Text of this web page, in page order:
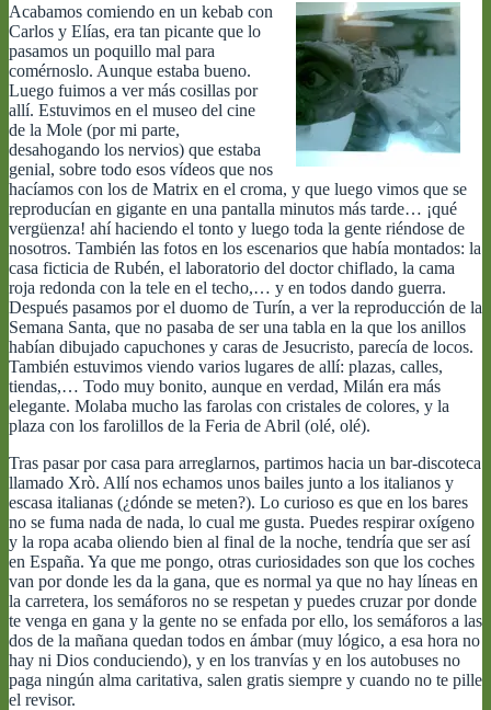
Acabamos comiendo en un kebab con
Carlos y Elías, era tan picante que lo
pasamos un poquillo mal para
comérnoslo. Aunque estaba bueno.
Luego fuimos a ver más cosillas por
allí. Estuvimos en el museo del cine
de la Mole (por mi parte,
desahogando los nervios) que estaba
genial, sobre todo esos vídeos que nos
hacíamos con los de Matrix en el croma, y que luego vimos que se
reproducían en gigante en una pantalla minutos más tarde… ¡qué
vergüenza! ahí haciendo el tonto y luego toda la gente riéndose de
nosotros. También las fotos en los escenarios que había montados: la
casa ficticia de Rubén, el laboratorio del doctor chiflado, la cama
roja redonda con la tele en el techo,… y en todos dando guerra.
Después pasamos por el duomo de Turín, a ver la reproducción de la
Semana Santa, que no pasaba de ser una tabla en la que los anillos
habían dibujado capuchones y caras de Jesucristo, parecía de locos.
También estuvimos viendo varios lugares de allí: plazas, calles,
tiendas,… Todo muy bonito, aunque en verdad, Milán era más
elegante. Molaba mucho las farolas con cristales de colores, y la
plaza con los farolillos de la Feria de Abril (olé, olé).
Tras pasar por casa para arreglarnos, partimos hacia un bar-discoteca
llamado Xrò. Allí nos echamos unos bailes junto a los italianos y
escasa italianas (¿dónde se meten?). Lo curioso es que en los bares
no se fuma nada de nada, lo cual me gusta. Puedes respirar oxígeno
y la ropa acaba oliendo bien al final de la noche, tendría que ser así
en España. Ya que me pongo, otras curiosidades son que los coches
van por donde les da la gana, que es normal ya que no hay líneas en
la carretera, los semáforos no se respetan y puedes cruzar por donde
te venga en gana y la gente no se enfada por ello, los semáforos a las
dos de la mañana quedan todos en ámbar (muy lógico, a esa hora no
hay ni Dios conduciendo), y en los tranvías y en los autobuses no
paga ningún alma caritativa, salen gratis siempre y cuando no te pille
el revisor.